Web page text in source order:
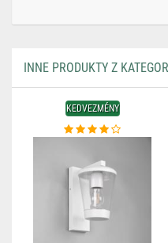
INNE PRODUKTY Z
KEDVEZMÉNY